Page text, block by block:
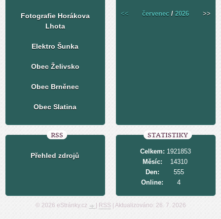
Fotografie Horákova
Lhota
Elektro Šunka
Obec Želivsko
Obec Brněnec
Obec Slatina
<< červenec /2026 >>
RSS
Přehled zdrojů
STATISTIKY
Online: 4
Celkem: 1921853
Měsíc:
14310
Den:
555
© 2026 eStránky.cz RSS| Aktualizováno: 26. 7. 2026